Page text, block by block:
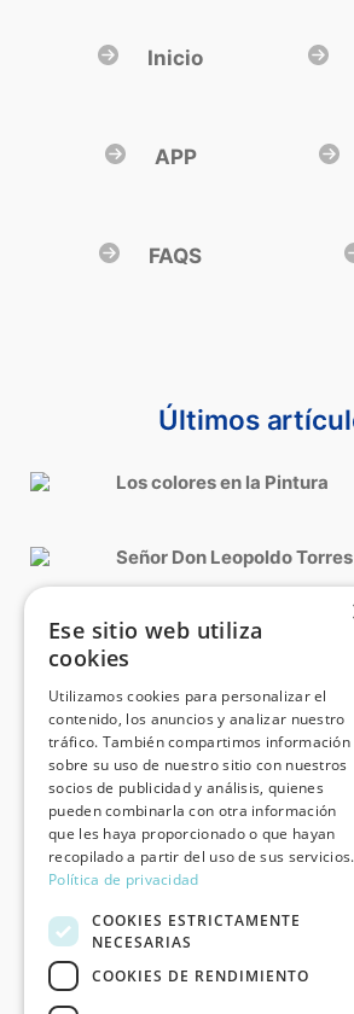
Inicio
APP
FAQS
Últimos
Los colores en la Pintura
Señor Don Leopoldo
Roma, Cinquecento italiano
Certificado
Certificado de Calidad de la
Española de Historiadores del Arte
Ese sitio web utiliza
cookies
Utilizamos cookies para personalizar el
contenido, los anuncios y analizar nuestro
tráfico. También compartimos información
sobre su uso de nuestro sitio con nuestros
socios de publicidad y análisis, quienes
pueden combinarla con otra información
que les haya proporcionado o que hayan
recopilado a partir del uso de sus servicios.
Política de privacidad
COOKIES ESTRICTAMENTE
NECESARIAS
COOKIES DE RENDIMIENTO